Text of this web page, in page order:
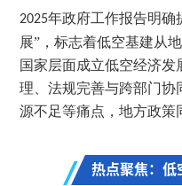
2025年政府工作报告明确
展”，标志着低空基建从
国家层面成立低空经济
理、法规完善与跨部门协
源不足等痛点，地方政策
热点聚焦：低